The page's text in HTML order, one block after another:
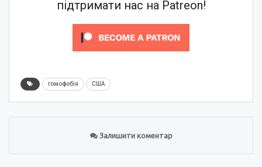
підтримати нас на Patreon!
гомофобія США
Залишити коментар